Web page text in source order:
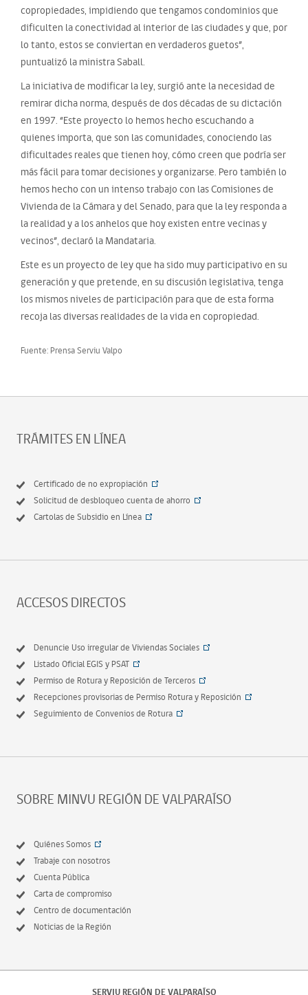
copropiedades, impidiendo que tengamos condominios que
dificulten la conectividad al interior de las ciudades y que, por
lo tanto, estos se conviertan en verdaderos guetos”,
puntualizó la ministra Saball.
La iniciativa de modificar la ley, surgió ante la necesidad de
remirar dicha norma, después de dos décadas de su dictación
en 1997. “Este proyecto lo hemos hecho escuchando a
quienes importa, que son las comunidades, conociendo las
dificultades reales que tienen hoy, cómo creen que podría ser
más fácil para tomar decisiones y organizarse. Pero también lo
hemos hecho con un intenso trabajo con las Comisiones de
Vivienda de la Cámara y del Senado, para que la ley responda a
la realidad y a los anhelos que hoy existen entre vecinas y
vecinos”, declaró la Mandataria.
Este es un proyecto de ley que ha sido muy participativo en su
generación y que pretende, en su discusión legislativa, tenga
los mismos niveles de participación para que de esta forma
recoja las diversas realidades de la vida en copropiedad.
Fuente: Prensa Serviu Valpo
TRÁMITES EN LÍNEA
Certificado de no expropiación
Solicitud de desbloqueo cuenta de ahorro
Cartolas de Subsidio en Línea
ACCESOS DIRECTOS
Denuncie Uso irregular de Viviendas Sociales
Listado Oficial EGIS y PSAT
Permiso de Rotura y Reposición de Terceros
Recepciones provisorias de Permiso Rotura y Reposición
Seguimiento de Convenios de Rotura
SOBRE MINVU REGIÓN DE VALPARAÍSO
Quiénes Somos
Trabaje con nosotros
Cuenta Pública
Carta de compromiso
Centro de documentación
Noticias de la Región
SERVIU REGIÓN DE VALPARAÍSO